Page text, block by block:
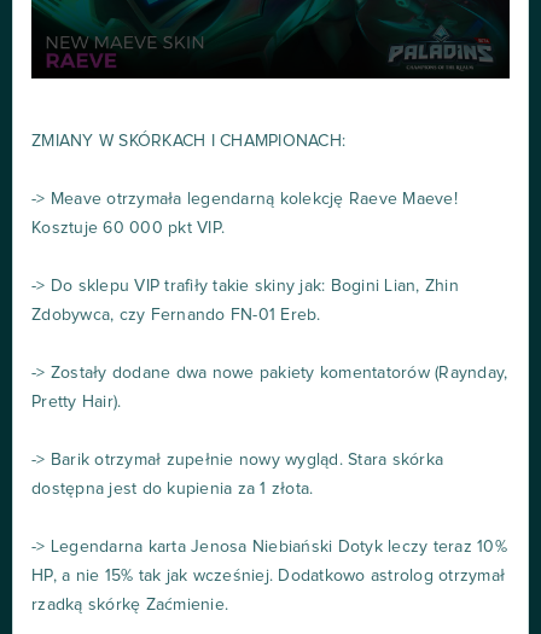
ZMIANY W SKÓRKACH I CHAMPIONACH:
-> Meave otrzymała legendarną kolekcję Raeve Maeve!
Kosztuje 60 000 pkt VIP.
-> Do sklepu VIP trafiły takie skiny jak: Bogini Lian, Zhin
Zdobywca, czy Fernando FN-01 Ereb.
-> Zostały dodane dwa nowe pakiety komentatorów (Raynday,
Pretty Hair).
-> Barik otrzymał zupełnie nowy wygląd. Stara skórka
dostępna jest do kupienia za 1 złota.
-> Legendarna karta Jenosa Niebiański Dotyk leczy teraz 10%
HP, a nie 15% tak jak wcześniej. Dodatkowo astrolog otrzymał
rzadką skórkę Zaćmienie.